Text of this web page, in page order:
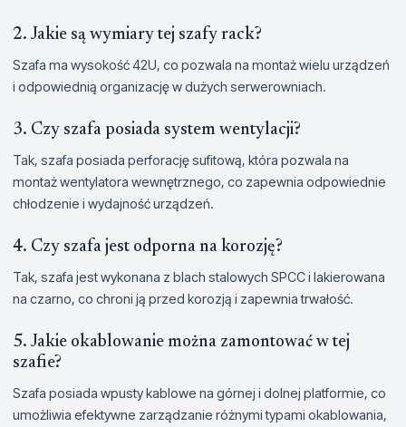
2. Jakie są wymiary tej szafy rack?
Szafa ma wysokość 42U, co pozwala na montaż wielu urządzeń
i odpowiednią organizację w dużych serwerowniach.
3. Czy szafa posiada system wentylacji?
Tak, szafa posiada perforację sufitową, która pozwala na
montaż wentylatora wewnętrznego, co zapewnia odpowiednie
chłodzenie i wydajność urządzeń.
4. Czy szafa jest odporna na korozję?
Tak, szafa jest wykonana z blach stalowych SPCC i lakierowana
na czarno, co chroni ją przed korozją i zapewnia trwałość.
5. Jakie okablowanie można zamontować w tej
szafie?
Szafa posiada wpusty kablowe na górnej i dolnej platformie, co
umożliwia efektywne zarządzanie różnymi typami okablowania,